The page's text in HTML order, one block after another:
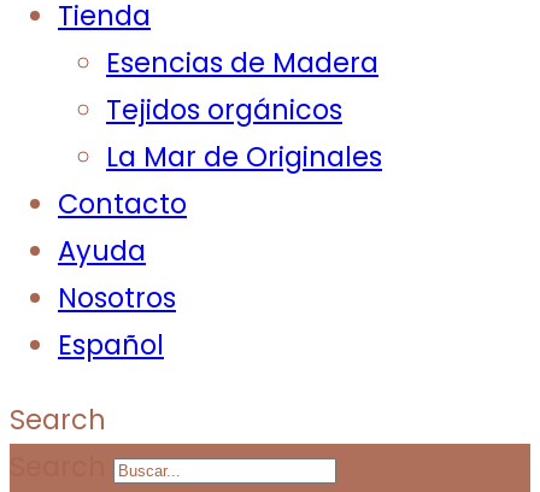
Tienda
Esencias de Madera
Tejidos orgánicos
La Mar de Originales
Contacto
Ayuda
Nosotros
Español
Search